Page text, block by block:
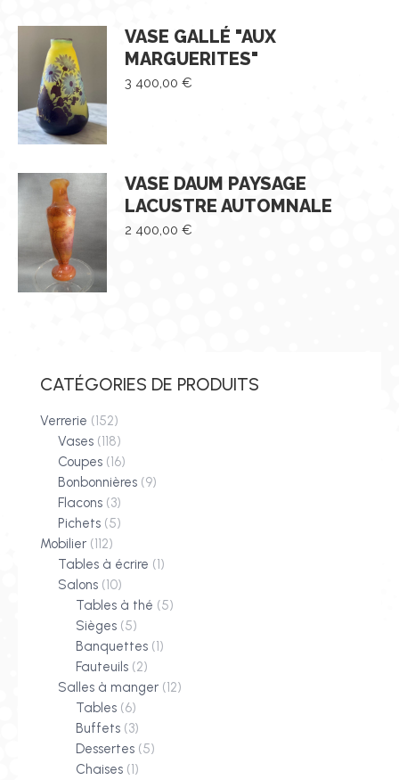
VASE GALLÉ "AUX
MARGUERITES"
3 400,00 €
VASE DAUM PAYSAGE
LACUSTRE AUTOMNALE
2 400,00 €
CATÉGORIES DE PRODUITS
Verrerie (152)
Vases (118)
Coupes (16)
Bonbonnières (9)
Flacons (3)
Pichets (5)
Mobilier (112)
Tables à écrire (1)
Salons (10)
Tables à thé (5)
Sièges (5)
Banquettes (1)
Fauteuils (2)
Salles à manger (12)
Tables (6)
Buffets (3)
Dessertes (5)
Chaises (1)